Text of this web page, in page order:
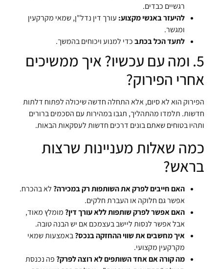
רגשיים כבדים.
להיעזר באנשי מקצוע: עורך דין נדל"ן, שמאי מקרקעין
ומגשר.
לתעד הכל בכתבכדי למנוע ויכוחים בהמשך.
5. ומה עם עכשיו? איך ממשיכים
אחרי הפירוק?
הפירוק הוא לא סיום, אלא התחלה חדשה שיכולה לפתוח דלתות
חדשות. תלמדו מהתהליך, תגבו במהירות עם הסכמים ברורים
ותהיו בטוחים שאתם בונים דרכים חדשות לעסקאות הבאות.
כמה שאלות מעניינות שרצות
בראש?
האם חייבים לפרק את השותפות רק במכירה?לא בהכרח.
אפשר גם חלוקה או העברת חלקים.
האם אפשר לפרק שותפות ללא עורך דין?מומלץ מאוד,
אבל אפשר לנסות ליישב בעצמכם אם יש הבנה טובה.
איך מחשבים את שווי ההחזקה בנכס?באמצעות שמאי
מקרקעין מקצועי.
מה קורה אם אחד השותפים לא רוצה לפרק?פה נכנסת